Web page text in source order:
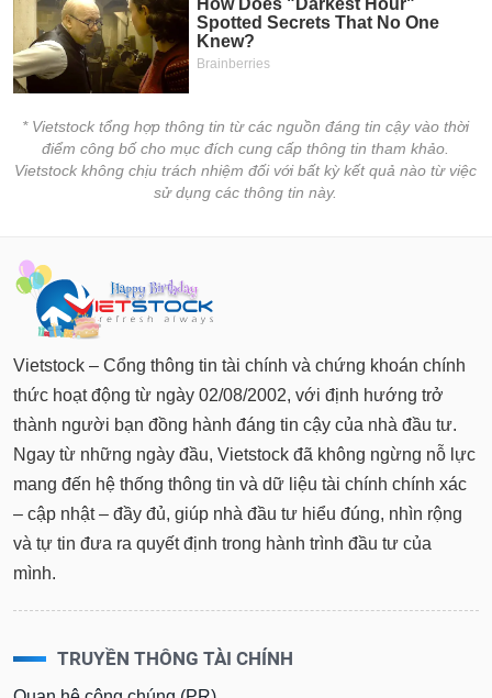
* Vietstock tổng hợp thông tin từ các nguồn đáng tin cậy vào thời
điểm công bố cho mục đích cung cấp thông tin tham khảo.
Vietstock không chịu trách nhiệm đối với bất kỳ kết quả nào từ việc
sử dụng các thông tin này.
Vietstock – Cổng thông tin tài chính và chứng khoán chính
thức hoạt động từ ngày 02/08/2002, với định hướng trở
thành người bạn đồng hành đáng tin cậy của nhà đầu tư.
Ngay từ những ngày đầu, Vietstock đã không ngừng nỗ lực
mang đến hệ thống thông tin và dữ liệu tài chính chính xác
– cập nhật – đầy đủ, giúp nhà đầu tư hiểu đúng, nhìn rộng
và tự tin đưa ra quyết định trong hành trình đầu tư của
mình.
TRUYỀN THÔNG TÀI CHÍNH